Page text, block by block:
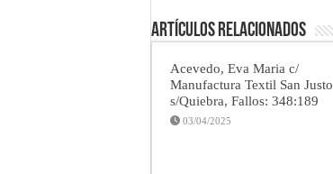
Artículos Relacionados
Acevedo, Eva Maria c/
Manufactura Textil San Justo
s/Quiebra, Fallos: 348:189
03/04/2025